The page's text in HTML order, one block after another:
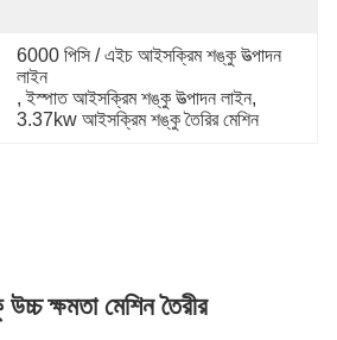
6000 পিসি / এইচ আইসক্রিম শঙ্কু উত্পাদন
লাইন
, ইস্পাত আইসক্রিম শঙ্কু উত্পাদন লাইন,
3.37kw আইসক্রিম শঙ্কু তৈরির মেশিন
ক্ষমতা মেশিন তৈরীর